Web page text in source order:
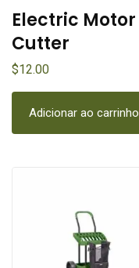
Electric Motor
Cutter
$12.00
Adicionar ao carrinho